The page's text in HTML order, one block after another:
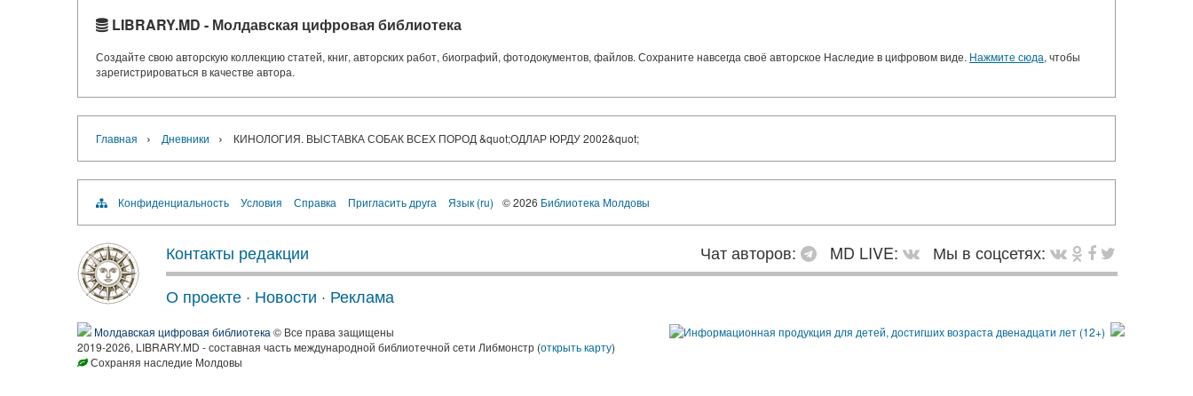
LIBRARY.MD - Молдавская цифровая библиотека
Создайте свою авторскую коллекцию статей, книг, авторских работ, биографий, фотодокументов, файлов. Сохраните навсегда своё авторское Наследие в цифровом виде. Нажмите сюда, чтобы
зарегистрироваться в качестве автора.
Главная › Дневники › КИНОЛОГИЯ. ВЫСТАВКА СОБАК ВСЕХ ПОРОД &quot;ОДЛАР ЮРДУ 2002&quot;
Конфиденциальность Условия Справка Пригласить друга Язык (ru) © 2026 Библиотека Молдовы
Контакты редакции Чат авторов: MD LIVE:
Мы в соцсетях:
О проекте · Новости · Реклама
Молдавская цифровая библиотека © Все права защищены
2019-2026, LIBRARY.MD - составная часть международной библиотечной сети Либмонстр (открыть карту)
Сохраняя наследие Молдовы